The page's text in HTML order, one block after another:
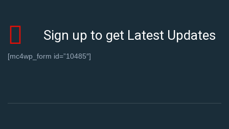
Sign up to get Latest Updates
[mc4wp_form id=”10485″]